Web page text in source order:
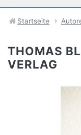
Startseite
THOMAS
VERLAG